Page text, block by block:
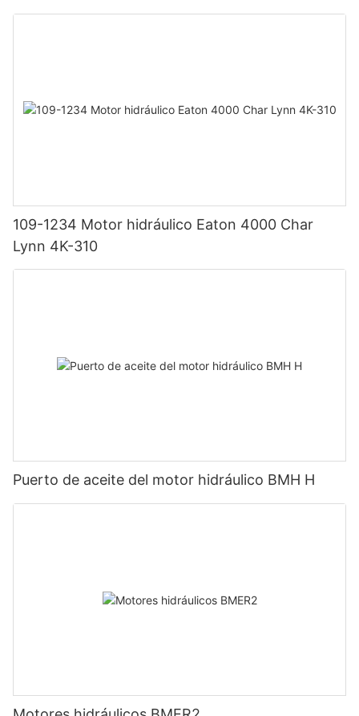
109-1234 Motor hidráulico Eaton 4000 Char
Lynn 4K-310
Puerto de aceite del motor hidráulico BMH H